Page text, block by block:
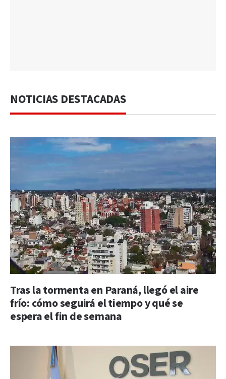
NOTICIAS DESTACADAS
Tras la tormenta en Paraná, llegó el aire
frío: cómo seguirá el tiempo y qué se
espera el fin de semana